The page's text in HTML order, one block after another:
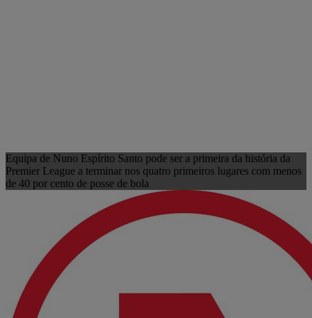
Equipa de Nuno Espírito Santo pode ser a primeira da história da
Premier League a terminar nos quatro primeiros lugares com menos
de 40 por cento de posse de bola